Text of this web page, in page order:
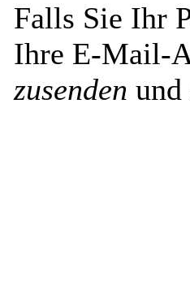
Falls Sie Ihr
Ihre E-Mail-
zusenden